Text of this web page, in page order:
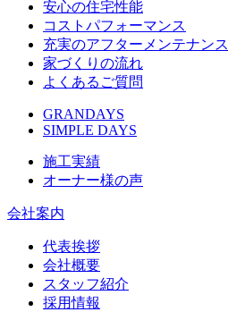
安心の住宅性能
コストパフォーマンス
充実のアフターメンテナンス
家づくりの流れ
よくあるご質問
GRANDAYS
SIMPLE DAYS
施工実績
オーナー様の声
会社案内
代表挨拶
会社概要
スタッフ紹介
採用情報